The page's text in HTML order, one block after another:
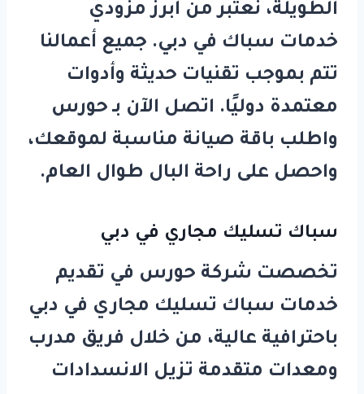
الطويلة، نعتبر من أبرز مزودي
خدمات سباك في دبي. جميع أعمالنا
تتم بموجب تقنيات حديثة وأدوات
معتمدة دوليًا. اتصل الآن بـ حورس
واطلب باقة صيانة مناسبة لموقعك،
واحصل على راحة البال طوال العام.
سباك تسليك مجاري في دبي
تخصصت شركة حورس في تقديم
خدمات سباك تسليك مجاري في دبي
باحترافية عالية، من خلال فريق مدرب
ومعدات متقدمة تزيل الانسدادات